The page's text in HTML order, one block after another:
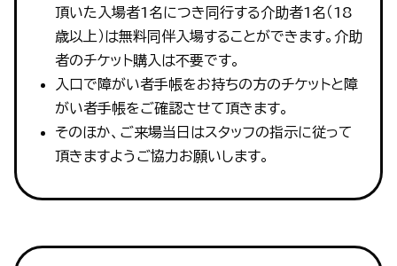
頂いた入場者1名につき同行する介助者1名（18
歳以上）は無料同伴入場することができます。介助
者のチケット購入は不要です。
入口で障がい者手帳をお持ちの方のチケットと障
がい者手帳をご確認させて頂きます。
そのほか、ご来場当日はスタッフの指示に従って
頂きますようご協力お願いします。